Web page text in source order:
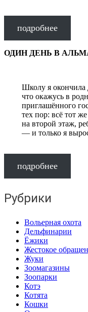
подробнее
ОДИН ДЕНЬ В
Школу я окончила
что окажусь в
приглашённого
тех пор: всё тот
на второй этаж,
— и только я
подробнее
Рубрики
Вольерная охота
Дельфинарии
Ёжики
Жестокое
Жуки
Зоомагазины
Зоопарки
Котэ
Котята
Кошки